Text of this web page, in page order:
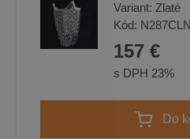
Variant: Zlaté
Kód: N287CLN
157 €
s DPH 23%
Do